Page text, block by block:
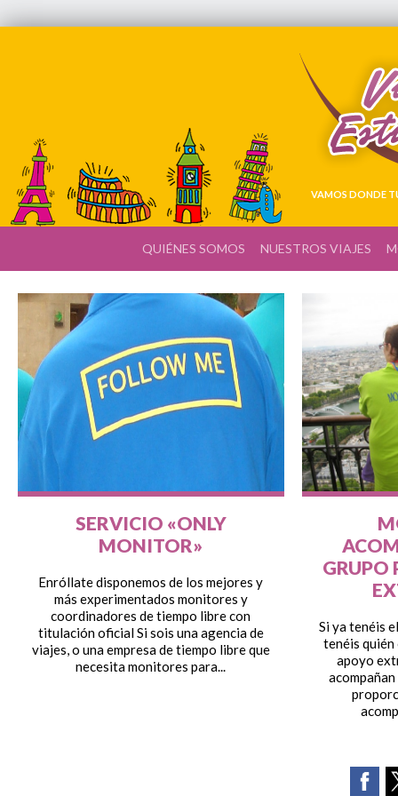
VAMOS DONDE
QUIÉNES SOMOS NUESTROS VIAJES
SERVICIO «ONLY
MONITOR»
Enróllate disponemos de los mejores y
más experimentados monitores y
coordinadores de tiempo libre con
titulación oficial Si sois una agencia de
viajes, o una empresa de tiempo libre que
necesita monitores para...
GRUPO
Si ya tenéis
tenéis quién
apoyo